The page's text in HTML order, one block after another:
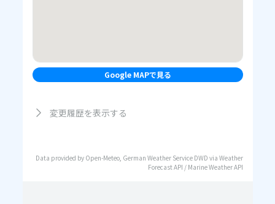
Google MAPで見る
変更履歴を表示する
Data provided by Open-Meteo, German Weather Service DWD via Weather
Forecast API / Marine Weather API